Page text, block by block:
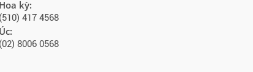
Hoa kỳ:
(510) 417 4568
Úc:
(02) 8006 0568